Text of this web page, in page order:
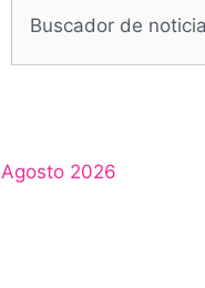
Agosto 2026